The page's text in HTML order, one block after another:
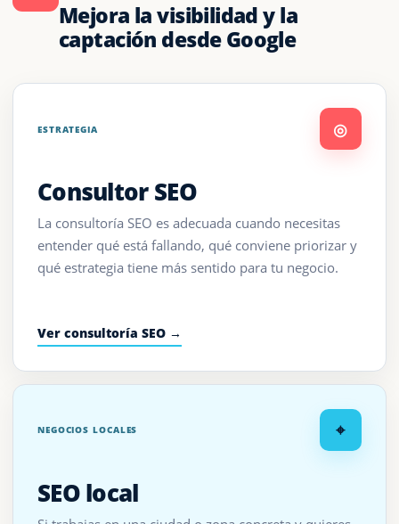
Mejora la visibilidad y la
captación desde Google
ESTRATEGIA ◎
Consultor SEO
La consultoría SEO es adecuada cuando necesitas
entender qué está fallando, qué conviene priorizar y
qué estrategia tiene más sentido para tu negocio.
Ver consultoría SEO →
NEGOCIOS LOCALES ⌖
SEO local